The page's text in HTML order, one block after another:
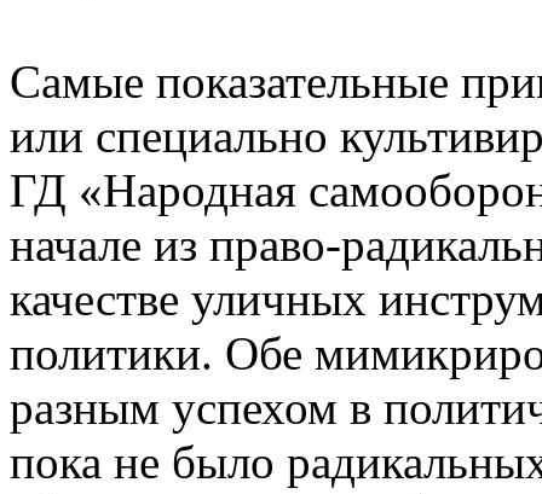
Самые показательные
или специально
ГД «Народная
начале из право-
качестве уличных
политики. Обе
разным успехом в
пока не было